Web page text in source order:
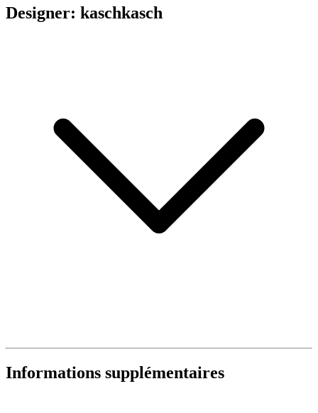
Designer: kaschkasch
Informations supplémentaires